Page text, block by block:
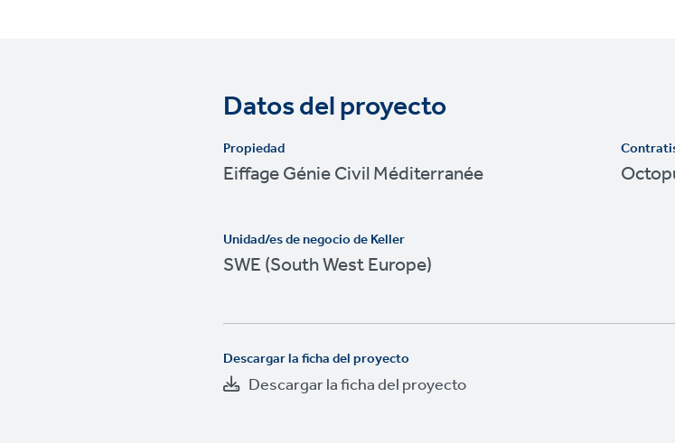
Datos del proyecto
Propiedad
Eiffage Génie Civil Méditerranée
Unidad/es de negocio de Keller
SWE (South West Europe)
Descargar la ficha del proyecto
Descargar la ficha del proyecto